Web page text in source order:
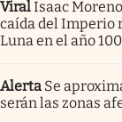
ViralIsaac
caída del Imperio
Luna en el año
Alerta Se
serán las zonas